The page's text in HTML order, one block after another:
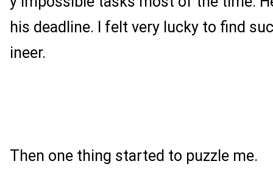
his deadline. I felt very lucky to find
ineer.
Then one thing started to puzzle me.